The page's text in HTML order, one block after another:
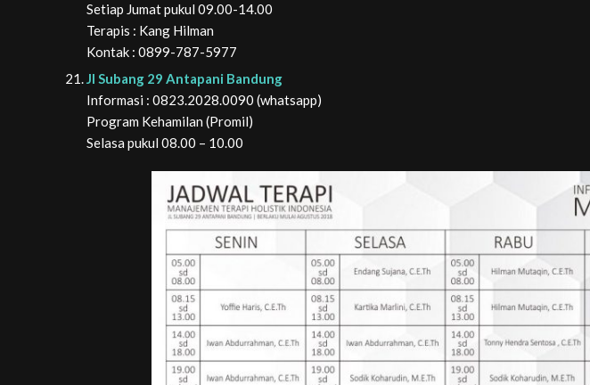
Setiap Jumat pukul 09.00-14.00
Terapis : Kang Hilman
Kontak : 0899-787-5977
Jl Subang 29 Antapani Bandung
Informasi : 0823.2028.0090 (whatsapp)
Program Kehamilan (Promil)
Selasa pukul 08.00 – 10.00